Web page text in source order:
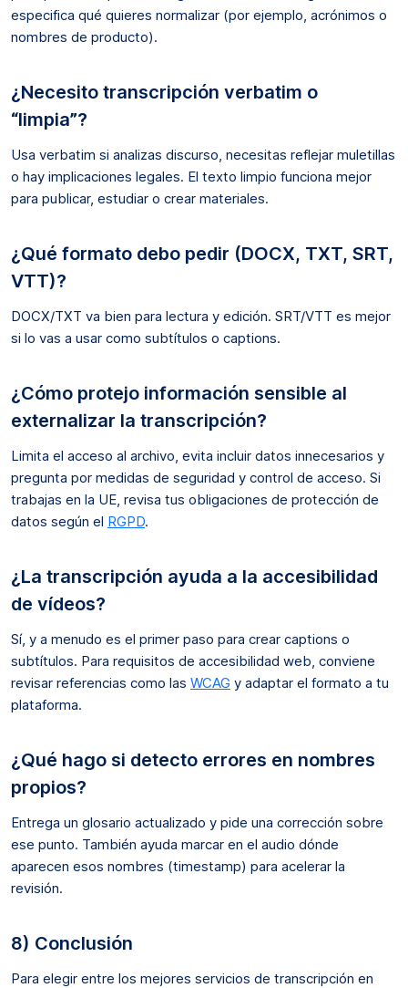
especifica qué quieres normalizar (por ejemplo, acrónimos o
nombres de producto).
¿Necesito transcripción verbatim o
“limpia”?
Usa verbatim si analizas discurso, necesitas reflejar muletillas
o hay implicaciones legales. El texto limpio funciona mejor
para publicar, estudiar o crear materiales.
¿Qué formato debo pedir (DOCX, TXT, SRT,
VTT)?
DOCX/TXT va bien para lectura y edición. SRT/VTT es mejor
si lo vas a usar como subtítulos o captions.
¿Cómo protejo información sensible al
externalizar la transcripción?
Limita el acceso al archivo, evita incluir datos innecesarios y
pregunta por medidas de seguridad y control de acceso. Si
trabajas en la UE, revisa tus obligaciones de protección de
datos según el RGPD.
¿La transcripción ayuda a la accesibilidad
de vídeos?
Sí, y a menudo es el primer paso para crear captions o
subtítulos. Para requisitos de accesibilidad web, conviene
revisar referencias como las WCAG y adaptar el formato a tu
plataforma.
¿Qué hago si detecto errores en nombres
propios?
Entrega un glosario actualizado y pide una corrección sobre
ese punto. También ayuda marcar en el audio dónde
aparecen esos nombres (timestamp) para acelerar la
revisión.
8) Conclusión
Para elegir entre los mejores servicios de transcripción en